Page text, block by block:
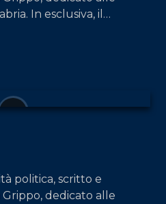
il
Movimento 5
politica, scritto e
dedicato alle